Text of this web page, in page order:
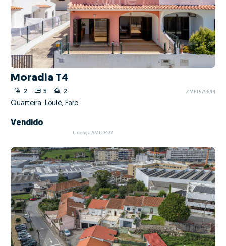
Moradia T4
2 5 2 ZMPT579644
Quarteira, Loulé, Faro
Vendido
Licença AMI 17432